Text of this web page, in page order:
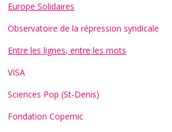
Europe Solidaires
Observatoire de la répression syndicale
Entre les lignes, entre les mots
VISA
Sciences Pop (St-Denis)
Fondation Copernic